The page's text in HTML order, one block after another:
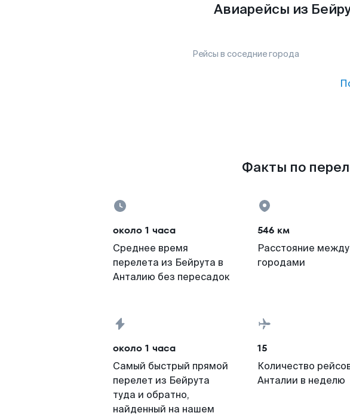
Авиарейсы из
Рейсы в соседние города
Факты по
около 1 часа
Среднее время
перелета из Бейрута в
Анталию без пересадок
546 км
Расстояние между
городами
около 1 часа
Самый быстрый прямой
перелет из Бейрута
туда и обратно,
найденный на нашем
15
Количество
Анталии в неделю